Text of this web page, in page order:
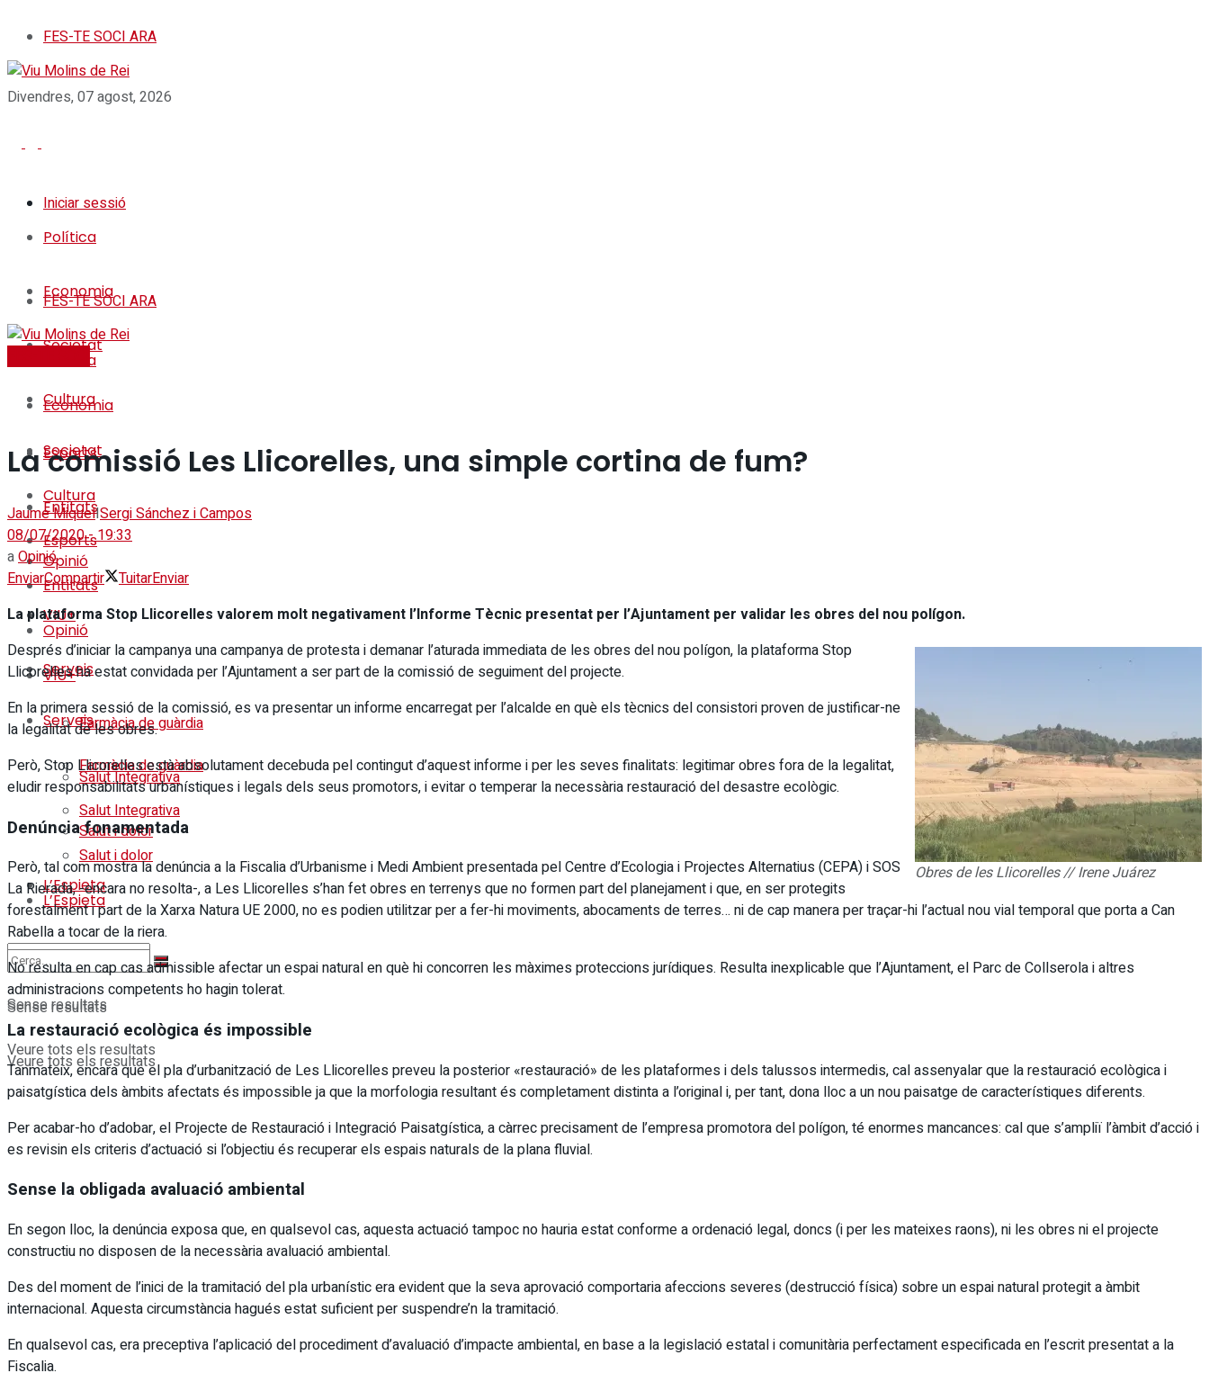
FES-TE SOCI ARA
Divendres, 07 agost, 2026
Iniciar sessió
Política
Economia
Societat
Cultura
Esports
Entitats
Opinió
VIU+
Serveis
Farmàcia de guàrdia
Salut Integrativa
Salut i dolor
L’Espieta
Sense resultats
Veure tots els resultats
FES-TE SOCI ARA
Política
Economia
Societat
Cultura
Esports
Entitats
Opinió
VIU+
Serveis
Farmàcia de guàrdia
Salut Integrativa
Salut i dolor
L’Espieta
Sense resultats
Veure tots els resultats
La comissió Les Llicorelles, una simple cortina de fum?
Jaume MiquelISergi Sánchez i Campos
08/07/2020 - 19:33
aOpinió
EnviarCompartir TuitarEnviar
La plataforma Stop Llicorelles valorem molt negativament l’Informe Tècnic presentat per l’Ajuntament per validar les obres del nou polígon.
Obres de les Llicorelles // Irene Juárez
Després d’iniciar la campanya una campanya de protesta i demanar l’aturada immediata de les obres del nou polígon, la plataforma Stop
Llicorelles ha estat convidada per l’Ajuntament a ser part de la comissió de seguiment del projecte.
En la primera sessió de la comissió, es va presentar un informe encarregat per l’alcalde en què els tècnics del consistori proven de justificar-ne
la legalitat de les obres.
Però, Stop Llicorelles està absolutament decebuda pel contingut d’aquest informe i per les seves finalitats: legitimar obres fora de la legalitat,
eludir responsabilitats urbanístiques i legals dels seus promotors, i evitar o temperar la necessària restauració del desastre ecològic.
Denúncia fonamentada
Però, tal com mostra la denúncia a la Fiscalia d’Urbanisme i Medi Ambient presentada pel Centre d’Ecologia i Projectes Alternatius (CEPA) i SOS
La Rierada, -encara no resolta-, a Les Llicorelles s’han fet obres en terrenys que no formen part del planejament i que, en ser protegits
forestalment i part de la Xarxa Natura UE 2000, no es podien utilitzar per a fer-hi moviments, abocaments de terres… ni de cap manera per traçar-hi l’actual nou vial temporal que porta a Can
Rabella a tocar de la riera.
No resulta en cap cas admissible afectar un espai natural en què hi concorren les màximes proteccions jurídiques. Resulta inexplicable que l’Ajuntament, el Parc de Collserola i altres
administracions competents ho hagin tolerat.
La restauració ecològica és impossible
Tanmateix, encara que el pla d’urbanització de Les Llicorelles preveu la posterior «restauració» de les plataformes i dels talussos intermedis, cal assenyalar que la restauració ecològica i
paisatgística dels àmbits afectats és impossible ja que la morfologia resultant és completament distinta a l’original i, per tant, dona lloc a un nou paisatge de característiques diferents.
Per acabar-ho d’adobar, el Projecte de Restauració i Integració Paisatgística, a càrrec precisament de l’empresa promotora del polígon, té enormes mancances: cal que s’ampliï l’àmbit d’acció i
es revisin els criteris d’actuació si l’objectiu és recuperar els espais naturals de la plana fluvial.
Sense la obligada avaluació ambiental
En segon lloc, la denúncia exposa que, en qualsevol cas, aquesta actuació tampoc no hauria estat conforme a ordenació legal, doncs (i per les mateixes raons), ni les obres ni el projecte
constructiu no disposen de la necessària avaluació ambiental.
Des del moment de l’inici de la tramitació del pla urbanístic era evident que la seva aprovació comportaria afeccions severes (destrucció física) sobre un espai natural protegit a àmbit
internacional. Aquesta circumstància hagués estat suficient per suspendre’n la tramitació.
En qualsevol cas, era preceptiva l’aplicació del procediment d’avaluació d’impacte ambiental, en base a la legislació estatal i comunitària perfectament especificada en l’escrit presentat a la
Fiscalia.